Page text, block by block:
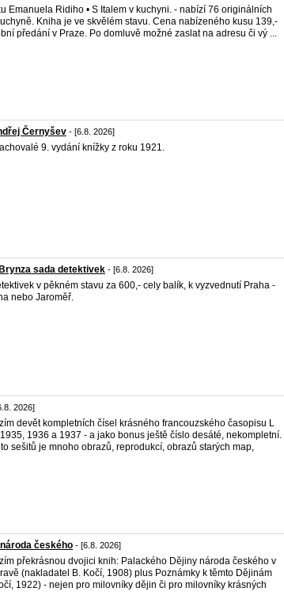
Emanuela Ridiho • S Italem v kuchyni. - nabízí 76 originálních
Kniha je ve skvělém stavu. Cena nabízeného kusu 139,-
předání v Praze. Po domluvě možné zaslat na adresu či vý ...
Černyšev - [6.8. 2026]
9. vydání knížky z roku 1921.
sada detektivek - [6.8. 2026]
v pěkném stavu za 600,- cely balík, k vyzvednutí Praha -
nebo Jaroměř.
2026]
devět kompletních čísel krásného francouzského časopisu L
1936 a 1937 - a jako bonus ještě číslo desáté, nekompletní.
sešitů je mnoho obrazů, reprodukcí, obrazů starých map,
českého - [6.8. 2026]
překrásnou dvojici knih: Palackého Dějiny národa českého v
(nakladatel B. Kočí, 1908) plus Poznámky k těmto Dějinám
1922) - nejen pro milovníky dějin či pro milovníky krásných